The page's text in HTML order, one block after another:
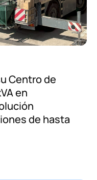
Centro de
en
de hasta